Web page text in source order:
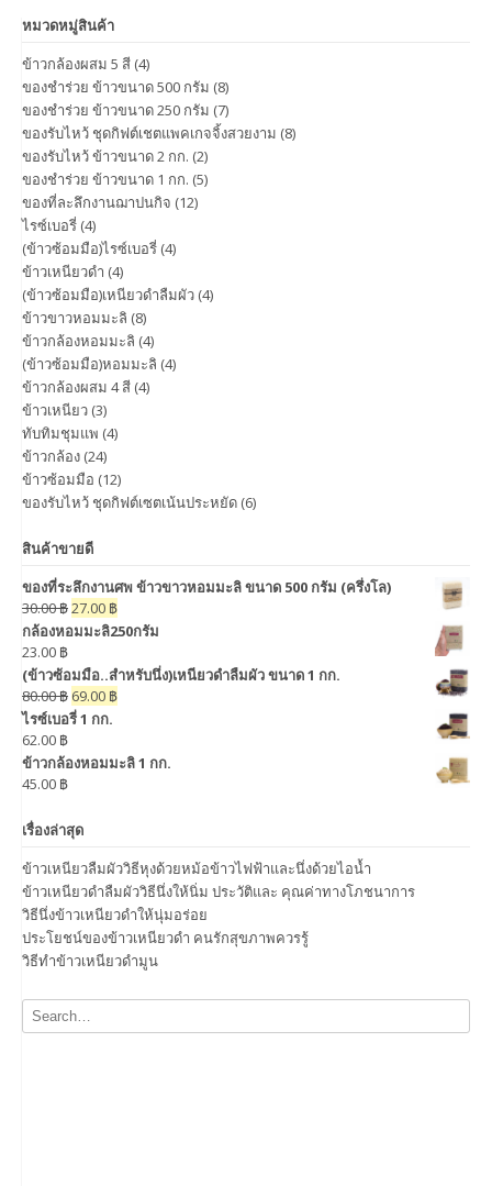
หมวดหมู่สินค้า
ข้าวกล้องผสม 5 สี (4)
ของชำร่วย ข้าวขนาด 500 กรัม (8)
ของชำร่วย ข้าวขนาด 250 กรัม (7)
ของรับไหว้ ชุดกิฟต์เชตแพคเกจจิ้งสวยงาม (8)
ของรับไหว้ ข้าวขนาด 2 กก. (2)
ของชำร่วย ข้าวขนาด 1 กก. (5)
ของที่ละลึกงานฌาปนกิจ (12)
ไรซ์เบอรี่ (4)
(ข้าวซ้อมมือ)ไรซ์เบอรี่ (4)
ข้าวเหนียวดำ (4)
(ข้าวซ้อมมือ)เหนียวดำลืมผัว (4)
ข้าวขาวหอมมะลิ (8)
ข้าวกล้องหอมมะลิ (4)
(ข้าวซ้อมมือ)หอมมะลิ (4)
ข้าวกล้องผสม 4 สี (4)
ข้าวเหนียว (3)
ทับทิมชุมแพ (4)
ข้าวกล้อง (24)
ข้าวซ้อมมือ (12)
ของรับไหว้ ชุดกิฟต์เซตเน้นประหยัด (6)
สินค้าขายดี
ของที่ระลึกงานศพ ข้าวขาวหอมมะลิ ขนาด 500 กรัม (ครึ่งโล)
30.00฿27.00 ฿
กล้องหอมมะลิ250กรัม
23.00 ฿
(ข้าวซ้อมมือ..สำหรับนึ่ง)เหนียวดำลืมผัว ขนาด 1 กก.
80.00฿ 69.00 ฿
ไรซ์เบอรี่ 1 กก.
62.00 ฿
ข้าวกล้องหอมมะลิ 1 กก.
45.00 ฿
เรื่องล่าสุด
ข้าวเหนียวลืมผัววิธีหุงด้วยหม้อข้าวไฟฟ้าและนึ่งด้วยไอน้ำ
ข้าวเหนียวดำลืมผัววิธีนึ่งให้นิ่ม ประวัติและ คุณค่าทางโภชนาการ
วิธีนึ่งข้าวเหนียวดำให้นุ่มอร่อย
ประโยชน์ของข้าวเหนียวดำ คนรักสุขภาพควรรู้
วิธีทำข้าวเหนียวดำมูน